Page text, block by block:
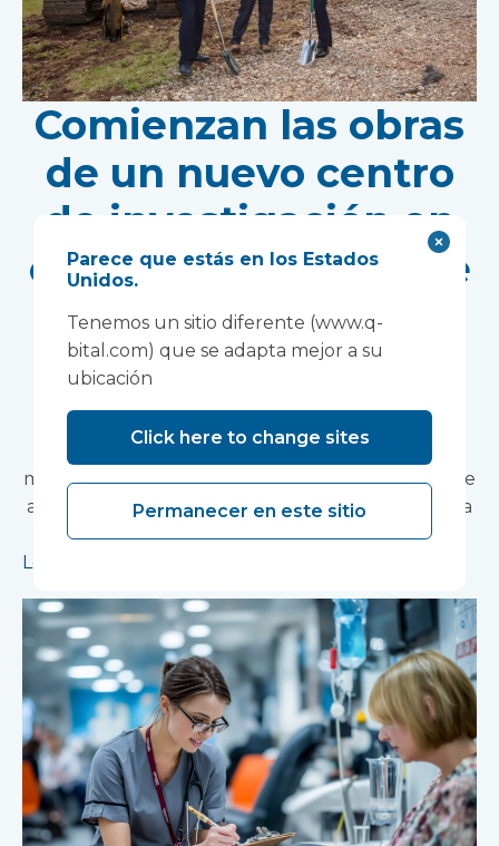
Comienzan las obras
de un nuevo centro
de investigación en
el emplazamiento de
Wonford House del
Devon NHS
Partnership Trust.
La construcción modular acelerará la puesta en
marcha de un centro de investigación pionero que
apoyará el desarrollo de nuevos tratamientos para
la salud mental.
Leer más
Parece que estás en los Estados
Unidos.
Tenemos un sitio diferente (www.q-
bital.com) que se adapta mejor a su
ubicación
Click here to change sites
Permanecer en este sitio